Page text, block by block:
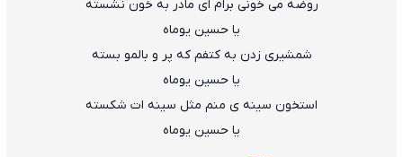
روضه می خونی برام ای مادر به خون نشسته
یا حسین یوماه
شمشیری زدن به کتفم که پر و بالمو بسته
یا حسین یوماه
استخون سینه ی منم مثل سینه ات شکسته
یا حسین یوماه